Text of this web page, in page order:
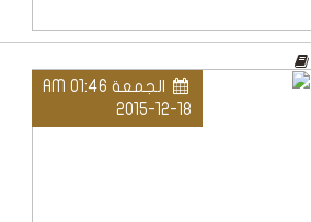
الجمعة AM 01:46
2015-12-18